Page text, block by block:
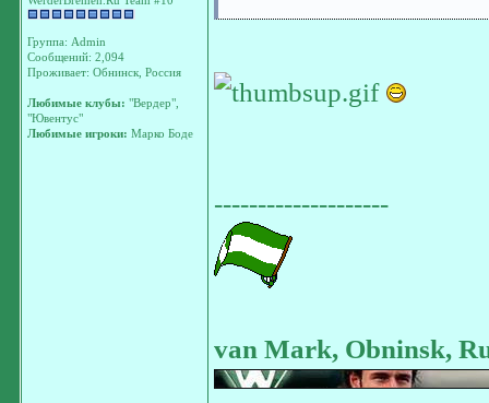
Группа: Admin
Сообщений: 2,094
Проживает: Обнинск, Россия
Любимые клубы: "Вердер",
"Ювентус"
Любимые игроки: Марко Боде
--------------------
van Mark, Obninsk,